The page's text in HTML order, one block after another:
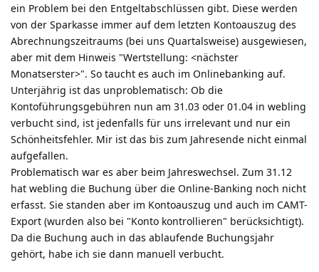
ein Problem bei den Entgeltabschlüssen gibt. Diese werden
von der Sparkasse immer auf dem letzten Kontoauszug des
Abrechnungszeitraums (bei uns Quartalsweise) ausgewiesen,
aber mit dem Hinweis "Wertstellung: <nächster
Monatserster>". So taucht es auch im Onlinebanking auf.
Unterjährig ist das unproblematisch: Ob die
Kontoführungsgebühren nun am 31.03 oder 01.04 in webling
verbucht sind, ist jedenfalls für uns irrelevant und nur ein
Schönheitsfehler. Mir ist das bis zum Jahresende nicht einmal
aufgefallen.
Problematisch war es aber beim Jahreswechsel. Zum 31.12
hat webling die Buchung über die Online-Banking noch nicht
erfasst. Sie standen aber im Kontoauszug und auch im CAMT-
Export (wurden also bei "Konto kontrollieren" berücksichtigt).
Da die Buchung auch in das ablaufende Buchungsjahr
gehört, habe ich sie dann manuell verbucht.